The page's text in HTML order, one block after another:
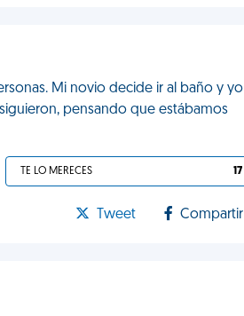
Mi novio decide ir al baño y yo
pensando que estábamos
TE LO MERECES 17
Tweet Compartir